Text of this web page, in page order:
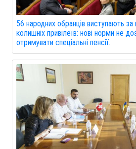
56 народних обранців виступають за
колишніх привілеїв: нові норми не
отримувати спеціальні пенсії.